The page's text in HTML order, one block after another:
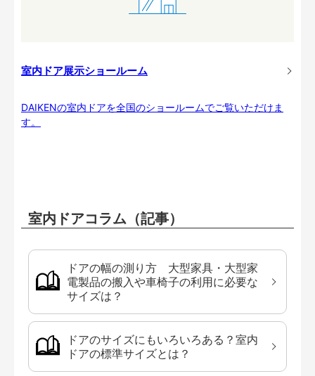
室内ドア展示ショールーム
DAIKENの室内ドアを全国のショールームでご覧いただけま
す。
室内ドアコラム（記事）
ドアの幅の測り方 大型家具・大型家
電製品の搬入や車椅子の利用に必要な
サイズは？
ドアのサイズにもいろいろある？室内
ドアの標準サイズとは？